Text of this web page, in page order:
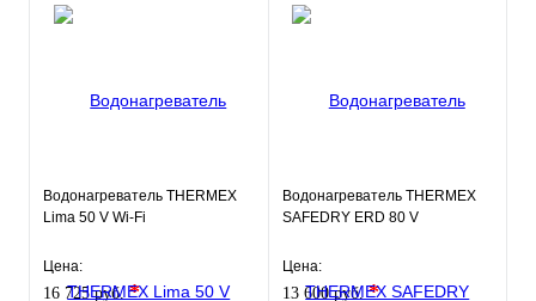
Водонагреватель THERMEX
Lima 50 V Wi-Fi
Цена:
16 725 руб.*
Водонагреватель THERMEX
SAFEDRY ERD 80 V
Цена:
13 600 руб.*